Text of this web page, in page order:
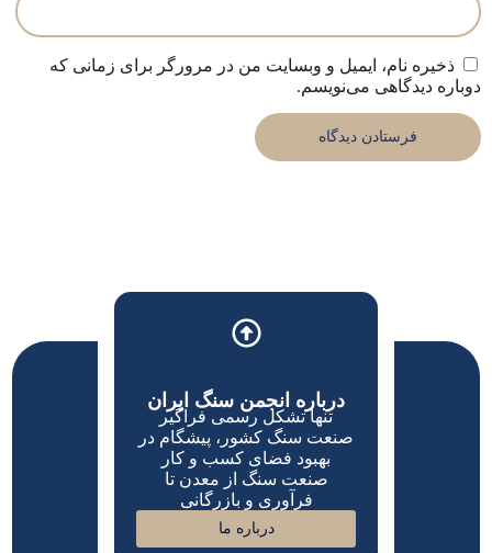
ذخیره نام، ایمیل و وبسایت من در مرورگر برای زمانی که
دوباره دیدگاهی می‌نویسم.
درباره انجمن سنگ ایران
تنها تشکل رسمی فراگیر
صنعت سنگ کشور، پیشگام در
بهبود فضای کسب و کار
صنعت سنگ از معدن تا
فرآوری و بازرگانی
درباره ما